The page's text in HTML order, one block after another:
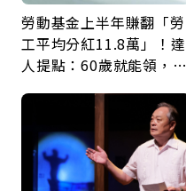
勞動基金上半年賺翻「勞
工平均分紅11.8萬」！達
人提點：60歲就能領，重